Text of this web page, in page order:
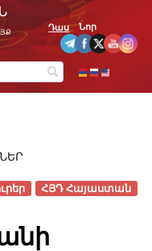
Դաս Նոր
ՀՅԴ Հայաստան